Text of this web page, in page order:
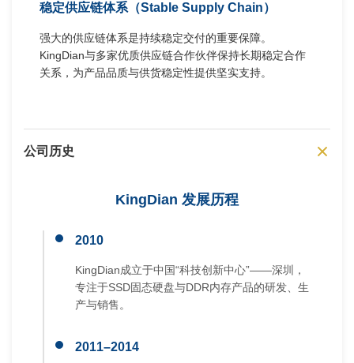
稳定供应链体系（Stable Supply Chain）
强大的供应链体系是持续稳定交付的重要保障。
KingDian与多家优质供应链合作伙伴保持长期稳定合作
关系，为产品品质与供货稳定性提供坚实支持。
公司历史
KingDian 发展历程
2010
KingDian成立于中国“科技创新中心”——深圳，
专注于SSD固态硬盘与DDR内存产品的研发、生
产与销售。
2011–2014